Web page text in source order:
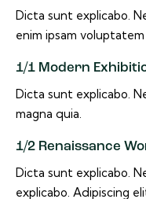
Dicta sunt explicabo.
enim ipsam
1/1 Modern
Dicta sunt explicabo.
magna quia.
1/2 Renaissance
Dicta sunt explicabo.
explicabo. Adipiscing